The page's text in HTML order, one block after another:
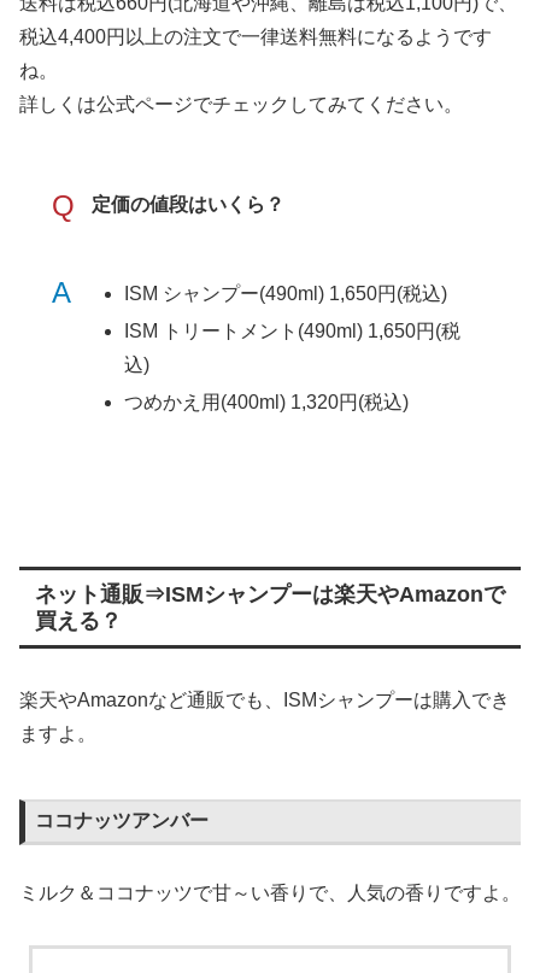
税込4,400円以上の注文で一律送料無料になるようです
ね。
詳しくは公式ページでチェックしてみてください。
Q 定価の値段はいくら？
A
ISM シャンプー(490ml) 1,650円(税込)
ISM トリートメント(490ml) 1,650円(税
込)
つめかえ用(400ml) 1,320円(税込)
ネット通販⇒ISMシャンプーは楽天やAmazonで
買える？
楽天やAmazonなど通販でも、ISMシャンプーは購入でき
ますよ。
ココナッツアンバー
ミルク＆ココナッツで甘～い香りで、人気の香りですよ。